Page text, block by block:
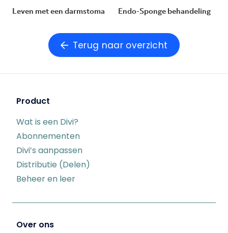
Leven met een darmstoma Endo-Sponge behandeling
Terug naar overzicht
Product
Wat is een Divi?
Abonnementen
Divi’s aanpassen
Distributie (Delen)
Beheer en leer
Over ons